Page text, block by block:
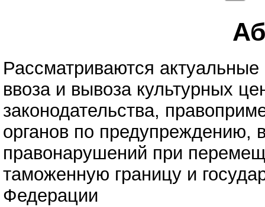
Рассматриваются
ввоза и вывоза культурных
законодательства,
органов по предупреждению,
правонарушений при
таможенную границу и
Федерации